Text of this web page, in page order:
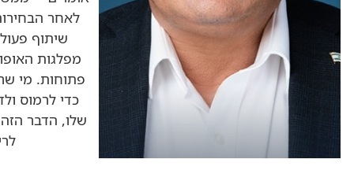
לאחר
שיתוף
מפלגות
כדי לרמוס
שלו, הדבר הזה